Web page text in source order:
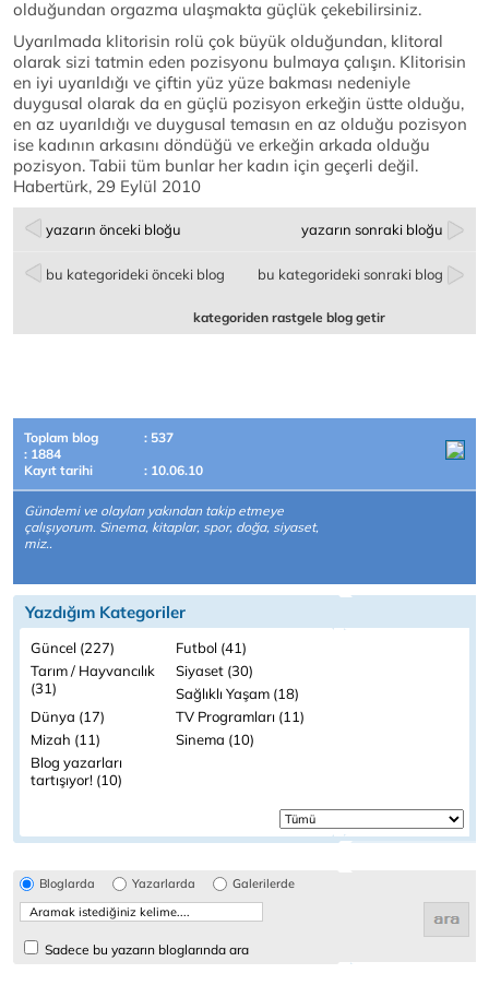
olduğundan orgazma ulaşmakta güçlük çekebilirsiniz.
Uyarılmada klitorisin rolü çok büyük olduğundan, klitoral
olarak sizi tatmin eden pozisyonu bulmaya çalışın. Klitorisin
en iyi uyarıldığı ve çiftin yüz yüze bakması nedeniyle
duygusal olarak da en güçlü pozisyon erkeğin üstte olduğu,
en az uyarıldığı ve duygusal temasın en az olduğu pozisyon
ise kadının arkasını döndüğü ve erkeğin arkada olduğu
pozisyon. Tabii tüm bunlar her kadın için geçerli değil.
Habertürk, 29 Eylül 2010
yazarın önceki bloğu yazarın sonraki bloğu
bu kategorideki önceki blog bu kategorideki sonraki blog
kategoriden rastgele blog getir
Toplam blog
: 537
: 1884
Kayıt tarihi
: 10.06.10
Gündemi ve olayları yakından takip etmeye
çalışıyorum. Sinema, kitaplar, spor, doğa, siyaset,
miz..
Yazdığım Kategoriler
Güncel (227)
Futbol (41)
Tarım / Hayvancılık
(31)
Siyaset (30)
Sağlıklı Yaşam (18)
Dünya (17)
TV Programları (11)
Mizah (11)
Sinema (10)
Blog yazarları
tartışıyor! (10)
Bloglarda Yazarlarda Galerilerde
Sadece bu yazarın bloglarında ara